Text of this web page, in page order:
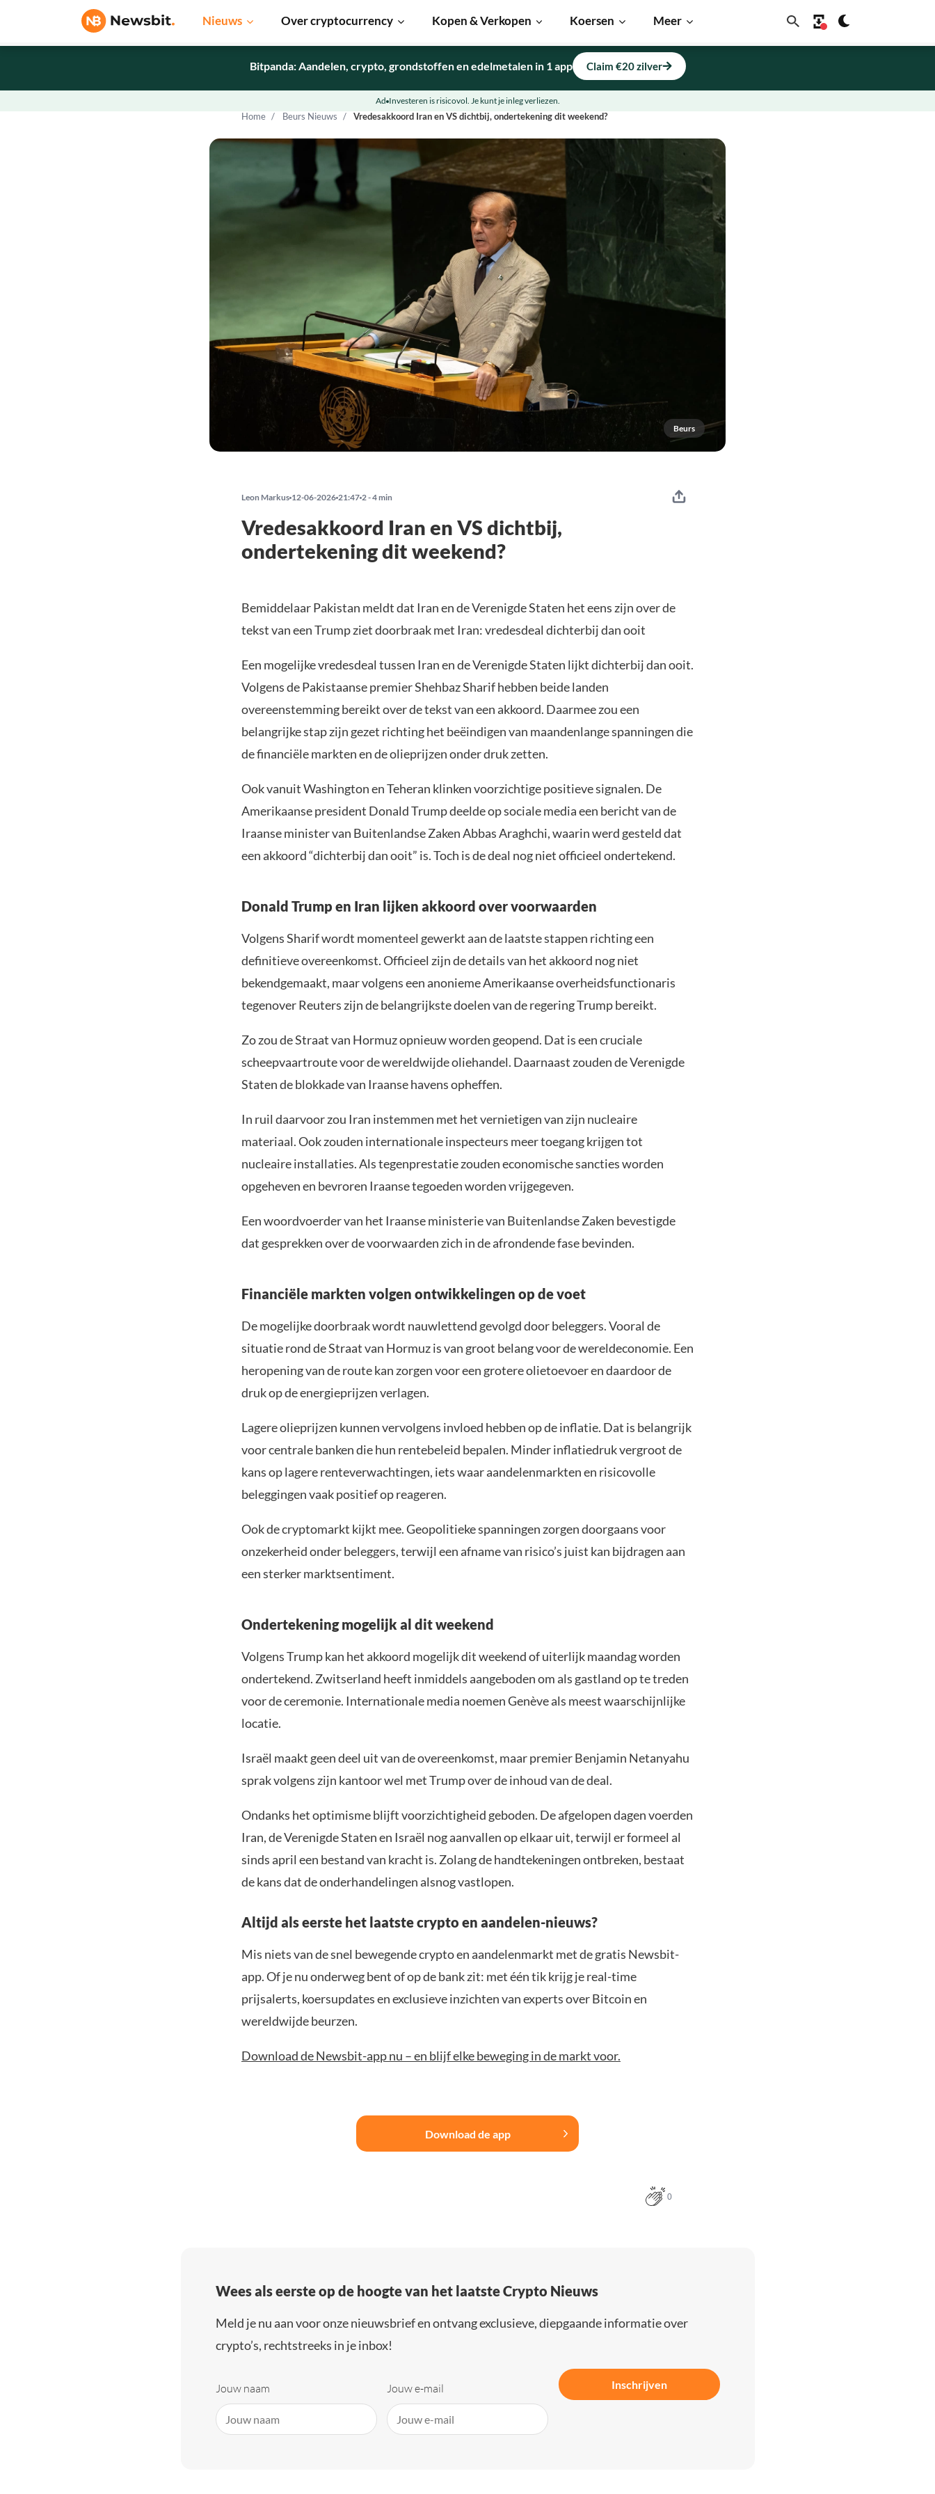
Nieuws Over cryptocurrency Kopen & Verkopen Koersen Meer
Home Beurs Nieuws Vredesakkoord Iran en VS dichtbij, ondertekening dit weekend?
Beurs
Bitpanda: Aandelen, crypto, grondstoffen en edelmetalen in 1 app Claim €20 zilver
Ad Investeren is risicovol. Je kunt je inleg verliezen.
Leon Markus 12-06-2026 21:47 2 - 4 min
Vredesakkoord Iran en VS dichtbij,
ondertekening dit weekend?
Bemiddelaar Pakistan meldt dat Iran en de Verenigde Staten het eens zijn over de
tekst van een Trump ziet doorbraak met Iran: vredesdeal dichterbij dan ooit
Een mogelijke vredesdeal tussen Iran en de Verenigde Staten lijkt dichterbij dan ooit.
Volgens de Pakistaanse premier Shehbaz Sharif hebben beide landen
overeenstemming bereikt over de tekst van een akkoord. Daarmee zou een
belangrijke stap zijn gezet richting het beëindigen van maandenlange spanningen die
de financiële markten en de olieprijzen onder druk zetten.
Ook vanuit Washington en Teheran klinken voorzichtige positieve signalen. De
Amerikaanse president Donald Trump deelde op sociale media een bericht van de
Iraanse minister van Buitenlandse Zaken Abbas Araghchi, waarin werd gesteld dat
een akkoord “dichterbij dan ooit” is. Toch is de deal nog niet officieel ondertekend.
Donald Trump en Iran lijken akkoord over voorwaarden
Volgens Sharif wordt momenteel gewerkt aan de laatste stappen richting een
definitieve overeenkomst. Officieel zijn de details van het akkoord nog niet
bekendgemaakt, maar volgens een anonieme Amerikaanse overheidsfunctionaris
tegenover Reuters zijn de belangrijkste doelen van de regering Trump bereikt.
Zo zou de Straat van Hormuz opnieuw worden geopend. Dat is een cruciale
scheepvaartroute voor de wereldwijde oliehandel. Daarnaast zouden de Verenigde
Staten de blokkade van Iraanse havens opheffen.
In ruil daarvoor zou Iran instemmen met het vernietigen van zijn nucleaire
materiaal. Ook zouden internationale inspecteurs meer toegang krijgen tot
nucleaire installaties. Als tegenprestatie zouden economische sancties worden
opgeheven en bevroren Iraanse tegoeden worden vrijgegeven.
Een woordvoerder van het Iraanse ministerie van Buitenlandse Zaken bevestigde
dat gesprekken over de voorwaarden zich in de afrondende fase bevinden.
Financiële markten volgen ontwikkelingen op de voet
De mogelijke doorbraak wordt nauwlettend gevolgd door beleggers. Vooral de
situatie rond de Straat van Hormuz is van groot belang voor de wereldeconomie. Een
heropening van de route kan zorgen voor een grotere olietoevoer en daardoor de
druk op de energieprijzen verlagen.
Lagere olieprijzen kunnen vervolgens invloed hebben op de inflatie. Dat is belangrijk
voor centrale banken die hun rentebeleid bepalen. Minder inflatiedruk vergroot de
kans op lagere renteverwachtingen, iets waar aandelenmarkten en risicovolle
beleggingen vaak positief op reageren.
Ook de cryptomarkt kijkt mee. Geopolitieke spanningen zorgen doorgaans voor
onzekerheid onder beleggers, terwijl een afname van risico’s juist kan bijdragen aan
een sterker marktsentiment.
Ondertekening mogelijk al dit weekend
Volgens Trump kan het akkoord mogelijk dit weekend of uiterlijk maandag worden
ondertekend. Zwitserland heeft inmiddels aangeboden om als gastland op te treden
voor de ceremonie. Internationale media noemen Genève als meest waarschijnlijke
locatie.
Israël maakt geen deel uit van de overeenkomst, maar premier Benjamin Netanyahu
sprak volgens zijn kantoor wel met Trump over de inhoud van de deal.
Ondanks het optimisme blijft voorzichtigheid geboden. De afgelopen dagen voerden
Iran, de Verenigde Staten en Israël nog aanvallen op elkaar uit, terwijl er formeel al
sinds april een bestand van kracht is. Zolang de handtekeningen ontbreken, bestaat
de kans dat de onderhandelingen alsnog vastlopen.
Altijd als eerste het laatste crypto en aandelen-nieuws?
Mis niets van de snel bewegende crypto en aandelenmarkt met de gratis Newsbit-
app. Of je nu onderweg bent of op de bank zit: met één tik krijg je real-time
prijsalerts, koersupdates en exclusieve inzichten van experts over Bitcoin en
wereldwijde beurzen.
Download de Newsbit-app nu – en blijf elke beweging in de markt voor.
Download de app
0
Wees als eerste op de hoogte van het laatste Crypto Nieuws
Meld je nu aan voor onze nieuwsbrief en ontvang exclusieve, diepgaande informatie over
crypto’s, rechtstreeks in je inbox!
Jouw naam Jouw e-mail Inschrijven